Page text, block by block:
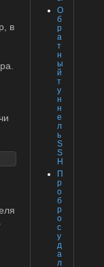
О
б
р
а
т
н
ы
й
т
у
н
н
е
л
ь
S
S
H
П
р
о
б
р
о
с
у
д
а
л
в